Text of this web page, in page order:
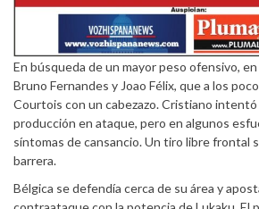
En búsqueda de un mayor peso ofensivo,
Bruno Fernandes y Joao Félix, que a los
Courtois con un cabezazo. Cristiano
producción en ataque, pero en algunos
síntomas de cansancio. Un tiro libre frontal
barrera.
Bélgica se defendía cerca de su área y